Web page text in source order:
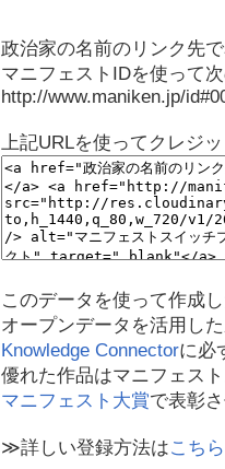
政治家の名前のリンク先
マニフェストIDを使って
http://www.maniken.jp/
上記URLを使ってクレジ
このデータを使って作成
オープンデータを活用し
Knowledge Connectorに必
優れた作品はマニフェス
マニフェスト大賞で表彰
≫詳しい登録方法はこちら